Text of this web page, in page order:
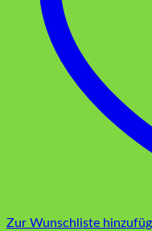
Zur Wunschliste